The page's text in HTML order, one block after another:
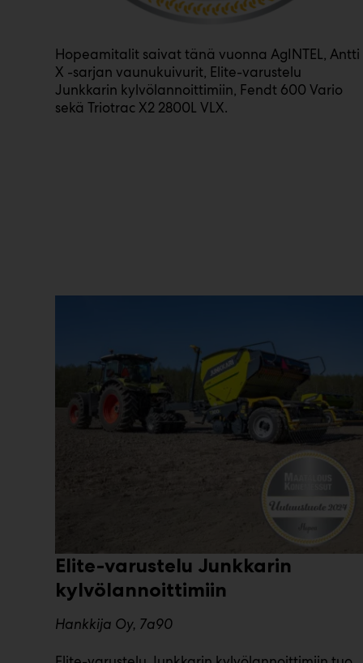
Hopeamitalit saivat tänä vuonna AgINTEL, Antti
X -sarjan vaunukuivurit, Elite-varustelu
Junkkarin kylvölannoittimiin, Fendt 600 Vario
sekä Triotrac X2 2800L VLX.
Elite-varustelu Junkkarin
kylvölannoittimiin
Hankkija Oy, 7a90